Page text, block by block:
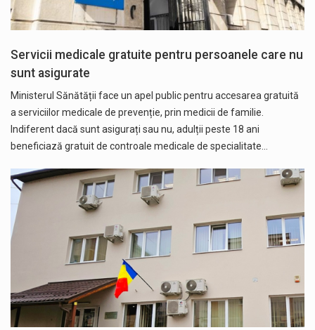
Servicii medicale gratuite pentru persoanele care nu
sunt asigurate
Ministerul Sănătății face un apel public pentru accesarea gratuită
a serviciilor medicale de prevenție, prin medicii de familie.
Indiferent dacă sunt asigurați sau nu, adulții peste 18 ani
beneficiază gratuit de controale medicale de specialitate…